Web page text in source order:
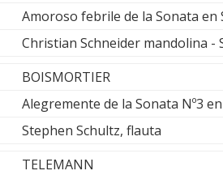
Amoroso febrile de la Sonata
Christian Schneider mandolina -
BOISMORTIER
Alegremente de la Sonata Nº3
Stephen Schultz, flauta
TELEMANN